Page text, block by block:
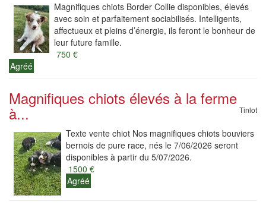
Magnifiques chiots Border Collie disponibles, élevés
avec soin et parfaitement sociabilisés. Intelligents,
affectueux et pleins d’énergie, ils feront le bonheur de
leur future famille.
750 €
Agréé
Magnifiques chiots élevés à la ferme
à... Tinlot
Texte vente chiot Nos magnifiques chiots bouviers
bernois de pure race, nés le 7/06/2026 seront
disponibles à partir du 5/07/2026.
1500 €
Agréé